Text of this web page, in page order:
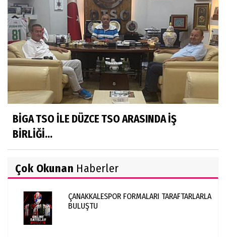
BİGA TSO İLE DÜZCE TSO ARASINDA İŞ
BİRLİĞİ...
Çok Okunan Haberler
ÇANAKKALESPOR FORMALARI TARAFTARLARLA
BULUŞTU